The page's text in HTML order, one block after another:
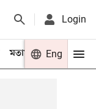
Login
মতামত খেলা
Eng